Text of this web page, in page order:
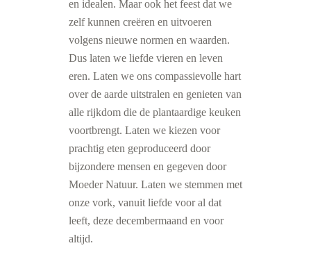
en idealen. Maar ook het feest dat we
zelf kunnen creëren en uitvoeren
volgens nieuwe normen en waarden.
Dus laten we liefde vieren en leven
eren. Laten we ons compassievolle hart
over de aarde uitstralen en genieten van
alle rijkdom die de plantaardige keuken
voortbrengt. Laten we kiezen voor
prachtig eten geproduceerd door
bijzondere mensen en gegeven door
Moeder Natuur. Laten we stemmen met
onze vork, vanuit liefde voor al dat
leeft, deze decembermaand en voor
altijd.